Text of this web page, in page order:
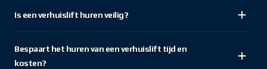
Is een verhuislift huren veilig?
Bespaart het huren van een verhuislift tijd en
kosten?